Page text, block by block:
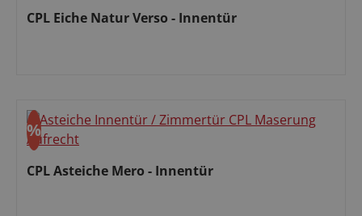
CPL Eiche Natur Verso - Innentür
Rabatt
%
CPL Asteiche Mero - Innentür